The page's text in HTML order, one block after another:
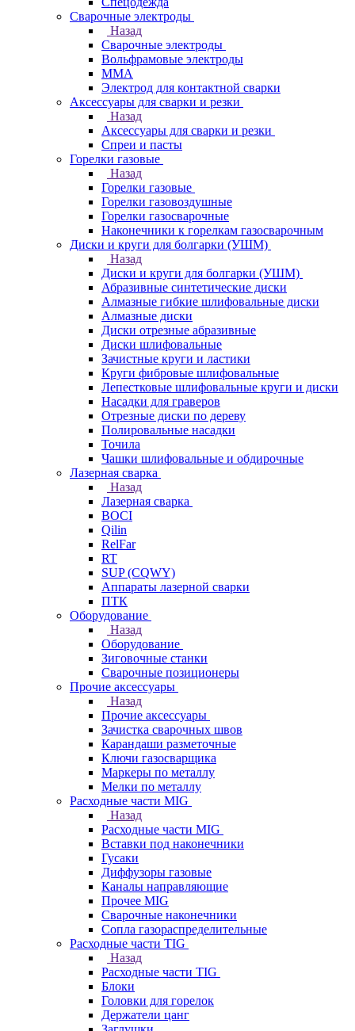
Сварочные электроды
Назад
Сварочные электроды
Вольфрамовые электроды
ММА
Электрод для контактной сварки
Аксессуары для сварки и резки
Назад
Аксессуары для сварки и резки
Спреи и пасты
Горелки газовые
Назад
Горелки газовые
Горелки газовоздушные
Горелки газосварочные
Наконечники к горелкам газосварочным
Диски и круги для болгарки (УШМ)
Назад
Диски и круги для болгарки (УШМ)
Абразивные синтетические диски
Алмазные гибкие шлифовальные диски
Алмазные диски
Диски отрезные абразивные
Диски шлифовальные
Зачистные круги и ластики
Круги фибровые шлифовальные
Лепестковые шлифовальные круги и диски
Насадки для граверов
Отрезные диски по дереву
Полировальные насадки
Точила
Чашки шлифовальные и обдирочные
Лазерная сварка
Назад
Лазерная сварка
BOCI
Qilin
RelFar
RT
SUP (CQWY)
Аппараты лазерной сварки
ПТК
Оборудование
Назад
Оборудование
Зиговочные станки
Сварочные позиционеры
Прочие аксессуары
Назад
Прочие аксессуары
Зачистка сварочных швов
Карандаши разметочные
Ключи газосварщика
Маркеры по металлу
Мелки по металлу
Расходные части MIG
Назад
Расходные части MIG
Вставки под наконечники
Гусаки
Диффузоры газовые
Каналы направляющие
Прочее MIG
Сварочные наконечники
Сопла газораспределительные
Расходные части TIG
Назад
Расходные части TIG
Блоки
Головки для горелок
Держатели цанг